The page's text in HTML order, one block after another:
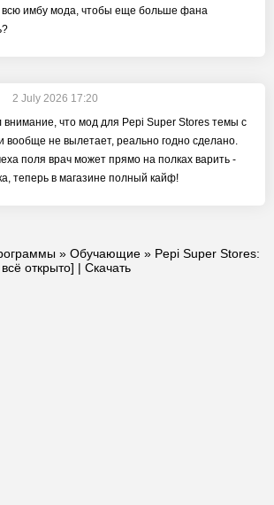
всю имбу мода, чтобы еще больше фана
2 July 2026 17:20
внимание, что мод для Pepi Super Stores темы с
вообще не вылетает, реально годно сделано.
поля врач может прямо на полках варить -
теперь в магазине полный кайф!
» Обучающие » Pepi Super Stores:
открыто] | Скачать